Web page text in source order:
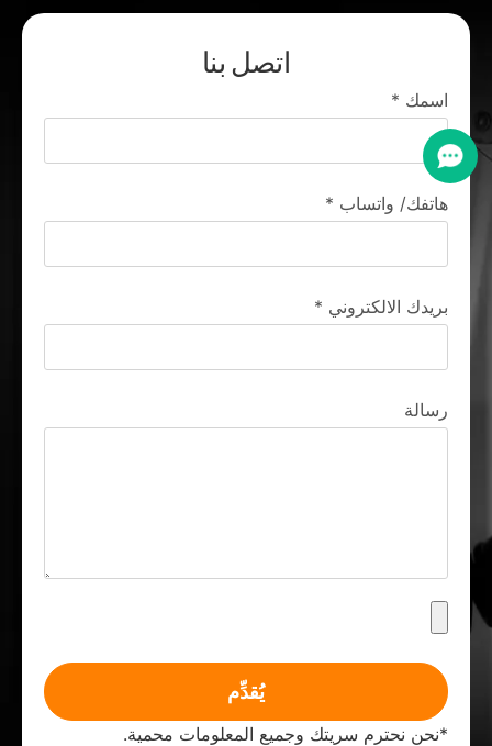
اتصل بنا
اسمك *
هاتفك/ واتساب *
بريدك الالكتروني *
رسالة
يُقدِّم
*نحن نحترم سريتك وجميع المعلومات محمية.